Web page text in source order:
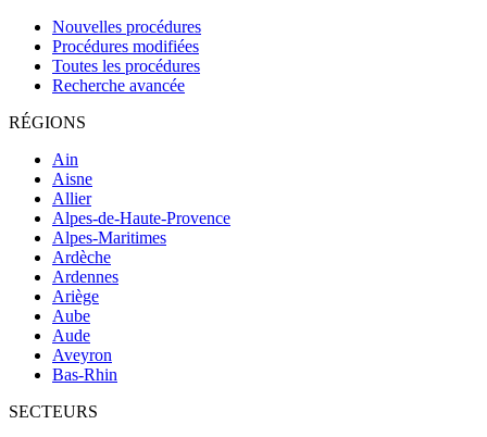
Nouvelles procédures
Procédures modifiées
Toutes les procédures
Recherche avancée
RÉGIONS
Ain
Aisne
Allier
Alpes-de-Haute-Provence
Alpes-Maritimes
Ardèche
Ardennes
Ariège
Aube
Aude
Aveyron
Bas-Rhin
SECTEURS